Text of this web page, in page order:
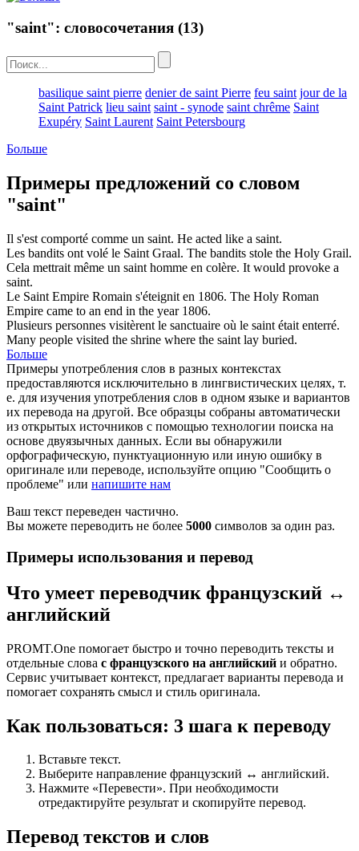
"saint": словосочетания (13)
basilique saint pierre denier de saint Pierre feu saint jour de la
Saint Patrick lieu saint saint - synode saint chrême Saint
Exupéry Saint Laurent Saint Petersbourg
Больше
Примеры предложений со словом
"saint"
Il s'est comporté comme un saint. He acted like a saint.
Les bandits ont volé le Saint Graal. The bandits stole the Holy Grail.
Cela mettrait même un saint homme en colère. It would provoke a
saint.
Le Saint Empire Romain s'éteignit en 1806. The Holy Roman
Empire came to an end in the year 1806.
Plusieurs personnes visitèrent le sanctuaire où le saint était enterré.
Many people visited the shrine where the saint lay buried.
Больше
Примеры употребления слов в разных контекстах
предоставляются исключительно в лингвистических целях, т.
е. для изучения употребления слов в одном языке и вариантов
их перевода на другой. Все образцы собраны автоматически
из открытых источников с помощью технологии поиска на
основе двуязычных данных. Если вы обнаружили
орфографическую, пунктуационную или иную ошибку в
оригинале или переводе, используйте опцию "Сообщить о
проблеме" или напишите нам
Ваш текст переведен частично.
Вы можете переводить не более 5000 символов за один раз.
Примеры использования и перевод
Что умеет переводчик французский ↔
английский
PROMT.One помогает быстро и точно переводить тексты и
отдельные слова с французского на английский и обратно.
Сервис учитывает контекст, предлагает варианты перевода и
помогает сохранять смысл и стиль оригинала.
Как пользоваться: 3 шага к переводу
Вставьте текст.
Выберите направление французский ↔ английский.
Нажмите «Перевести». При необходимости
отредактируйте результат и скопируйте перевод.
Перевод текстов и слов